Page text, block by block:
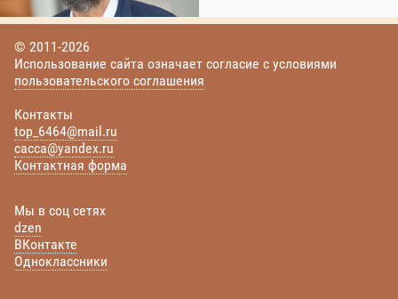
© 2011-2026
Использование сайта означает согласие с условиями
пользовательского соглашения
Контакты
top_6464@mail.ru
cacca@yandex.ru
Контактная форма
Мы в соц сетях
dzen
ВКонтакте
Одноклассники